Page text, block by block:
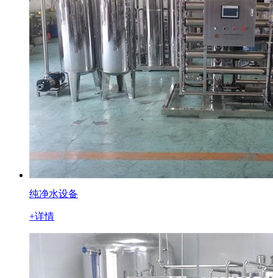
纯净水设备
+详情